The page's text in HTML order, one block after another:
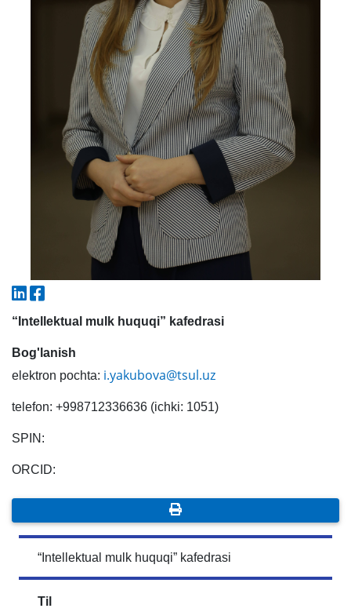
“Intellektual mulk huquqi” kafedrasi
Bog'lanish
elektron pochta: i.yakubova@tsul.uz
telefon: +998712336636 (ichki: 1051)
SPIN:
ORCID:
“Intellektual mulk huquqi” kafedrasi
Til
7. Call-center (4) 8. Bakalavriat kvotasi (3)
9. Magistratura kvotasi (4) ✉️ Adminga yozish